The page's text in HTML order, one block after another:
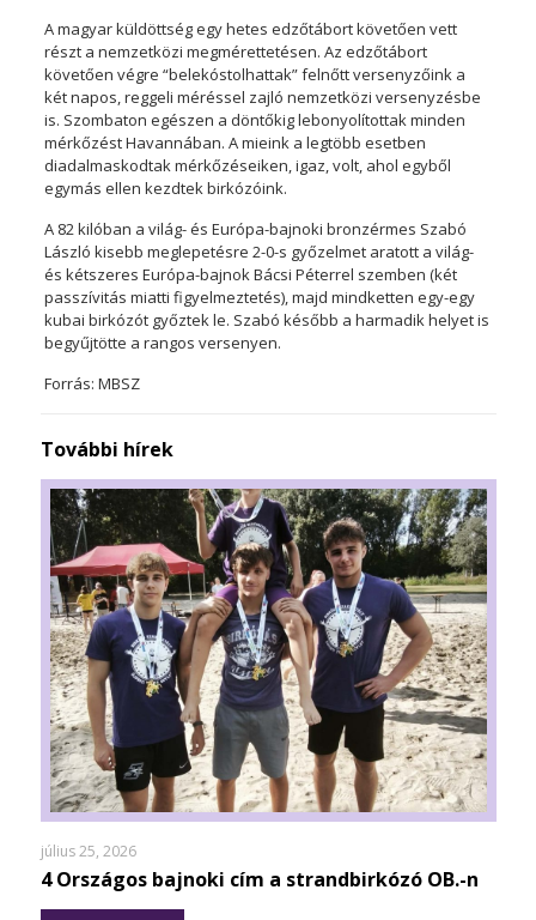
A magyar küldöttség egy hetes edzőtábort követően vett
részt a nemzetközi megmérettetésen. Az edzőtábort
követően végre “belekóstolhattak” felnőtt versenyzőink a
két napos, reggeli méréssel zajló nemzetközi versenyzésbe
is. Szombaton egészen a döntőkig lebonyolítottak minden
mérkőzést Havannában. A mieink a legtöbb esetben
diadalmaskodtak mérkőzéseiken, igaz, volt, ahol egyből
egymás ellen kezdtek birkózóink.
A 82 kilóban a világ- és Európa-bajnoki bronzérmes Szabó
László kisebb meglepetésre 2-0-s győzelmet aratott a világ-
és kétszeres Európa-bajnok Bácsi Péterrel szemben (két
passzívitás miatti figyelmeztetés), majd mindketten egy-egy
kubai birkózót győztek le. Szabó később a harmadik helyet is
begyűjtötte a rangos versenyen.
Forrás: MBSZ
További hírek
július 25, 2026
4 Országos bajnoki cím a strandbirkózó OB.-n